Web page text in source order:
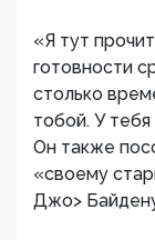
«Я тут
готовности
столько
тобой. У
Он также
«своему
Джо>